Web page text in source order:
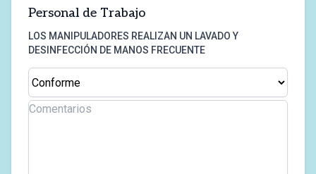
Personal de Trabajo
LOS MANIPULADORES REALIZAN UN LAVADO Y
DESINFECCIÓN DE MANOS FRECUENTE